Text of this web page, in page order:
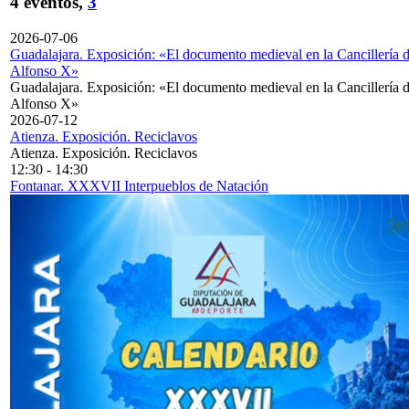
2026-07-06
Guadalajara. Exposición: «El documento medieval en la Cancillería
Alfonso X»
Guadalajara. Exposición: «El documento medieval en la Cancillería
Alfonso X»
2026-07-12
Atienza. Exposición. Reciclavos
Atienza. Exposición. Reciclavos
12:30 - 14:30
Fontanar. XXXVII Interpueblos de Natación